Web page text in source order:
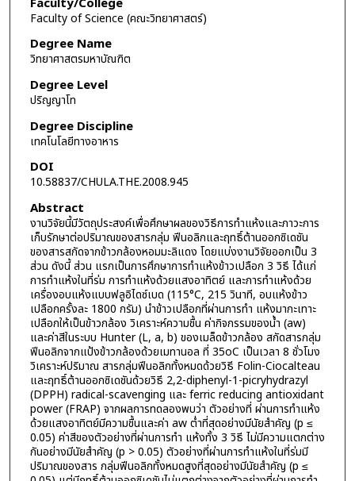
Faculty of Science (คณะวิทยาศาสตร์)
Degree Name
วิทยาศาสตรมหาบัณฑิต
Degree Level
ปริญญาโท
Degree Discipline
เทคโนโลยีทางอาหาร
DOI
10.58837/CHULA.THE.2008.945
Abstract
งานวิจัยนี้มีวัตถุประสงค์เพื่อศึกษาผลของวิธีการทำแห้งและภาวะการ
เก็บรักษาต่อปริมาณของสารกลุ่ม ฟีนอลิกและฤทธิ์ต้านออกซิเดชัน
ของสารสกัดจากข้าวกล้องหอมมะลิแดง โดยแบ่งงานวิจัยออกเป็น 3
ส่วน ดังนี้ ส่วน แรกเป็นการศึกษาการทำแห้งข้าวเปลือก 3 วิธี ได้แก่
การทำแห้งในที่ร่ม การทำแห้งด้วยแสงอาทิตย์ และการทำแห้งด้วย
เครื่องอบแห้งแบบฟลูอิไดซ์เบด (115°C, 215 วินาที, อบแห้งข้าว
เปลือกครั้งละ 1800 กรัม) นำข้าวเปลือกที่ผ่านการทำ แห้งมากะเทาะ
เปลือกให้เป็นข้าวกล้อง วิเคราะห์ความชื้น ค่ากิจกรรมของน้ำ (aw)
และค่าสีในระบบ Hunter (L, a, b) ของเมล็ดข้าวกล้อง สกัดสารกลุ่ม
ฟีนอลิกจากแป้งข้าวกล้องด้วยเมทานอล ที่ 35oC เป็นเวลา 8 ชั่วโมง
วิเคราะห์ปริมาณ สารกลุ่มฟีนอลิกทั้งหมดด้วยวิธี Folin-Ciocalteau
และฤทธิ์ต้านออกซิเดชันด้วยวิธี 2,2-diphenyl-1-picryhydrazyl
(DPPH) radical-scavenging และ ferric reducing antioxidant
power (FRAP) จากผลการทดลองพบว่า ตัวอย่างที่ ผ่านการทำแห้ง
ด้วยแสงอาทิตย์มีความชื้นและค่า aw ต่ำที่สุดอย่างมีนัยสำคัญ (p ≤
0.05) ค่าสีของตัวอย่างที่ผ่านการทำ แห้งทั้ง 3 วิธี ไม่มีความแตกต่าง
กันอย่างมีนัยสำคัญ (p > 0.05) ตัวอย่างที่ผ่านการทำแห้งในที่ร่มมี
ปริมาณของสาร กลุ่มฟีนอลิกทั้งหมดสูงที่สุดอย่างมีนัยสำคัญ (p ≤